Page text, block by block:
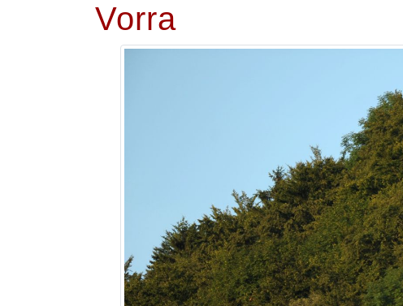
Vorra